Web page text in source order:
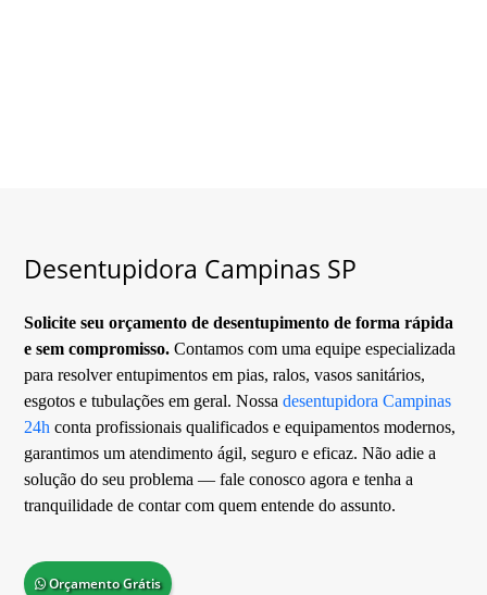
Desentupidora Campinas SP
Solicite seu orçamento de desentupimento de forma rápida
e sem compromisso. Contamos com uma equipe especializada
para resolver entupimentos em pias, ralos, vasos sanitários,
esgotos e tubulações em geral. Nossadesentupidora Campinas
24h conta profissionais qualificados e equipamentos modernos,
garantimos um atendimento ágil, seguro e eficaz. Não adie a
solução do seu problema — fale conosco agora e tenha a
tranquilidade de contar com quem entende do assunto.
Orçamento Grátis